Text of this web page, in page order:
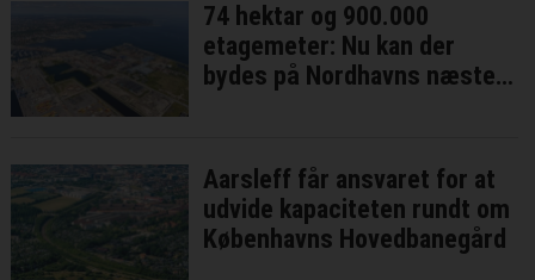
74 hektar og 900.000
etagemeter: Nu kan der
bydes på Nordhavns næste
Aarsleff får ansvaret for at
udvide kapaciteten rundt om
Københavns Hovedbanegård